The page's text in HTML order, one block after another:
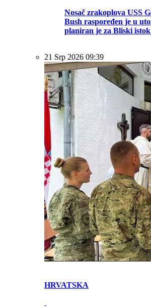
Nosač zrakoplova USS
Bush raspoređen je u
planiran je za Bliski
21 Srp 2026 09:39
HRVATSKA